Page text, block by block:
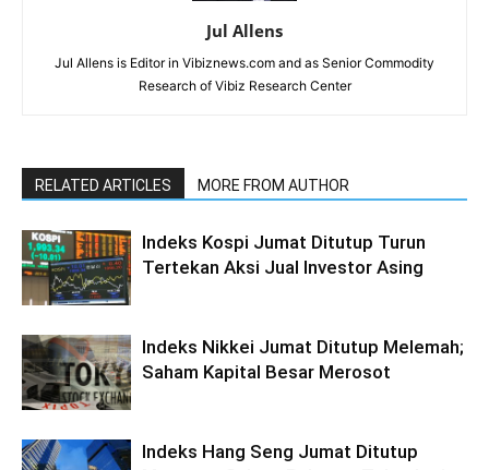
Jul Allens
Jul Allens is Editor in Vibiznews.com and as Senior Commodity
Research of Vibiz Research Center
RELATED ARTICLES MORE FROM AUTHOR
Indeks Kospi Jumat Ditutup Turun
Tertekan Aksi Jual Investor Asing
Indeks Nikkei Jumat Ditutup Melemah;
Saham Kapital Besar Merosot
Indeks Hang Seng Jumat Ditutup